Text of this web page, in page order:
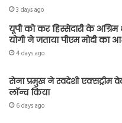
3 days ago
यूपी को कर हिस्सेदारी के
योगी ने जताया पीएम मोदी का
4 days ago
सेना प्रमुख ने स्वदेशी एक्सट्रीम
लॉन्च किया
6 days ago